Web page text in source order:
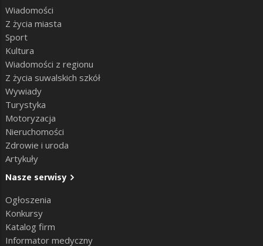
Wiadomości
Z życia miasta
Sport
Kultura
Wiadomości z regionu
Z życia suwalskich szkół
Wywiady
Turystyka
Motoryzacja
Nieruchomości
Zdrowie i uroda
Artykuły
Nasze serwisy
Ogłoszenia
Konkursy
Katalog firm
Informator medyczny